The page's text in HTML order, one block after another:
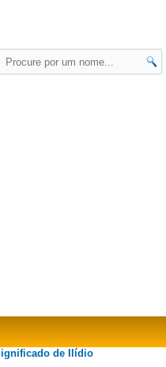
de Ilídio